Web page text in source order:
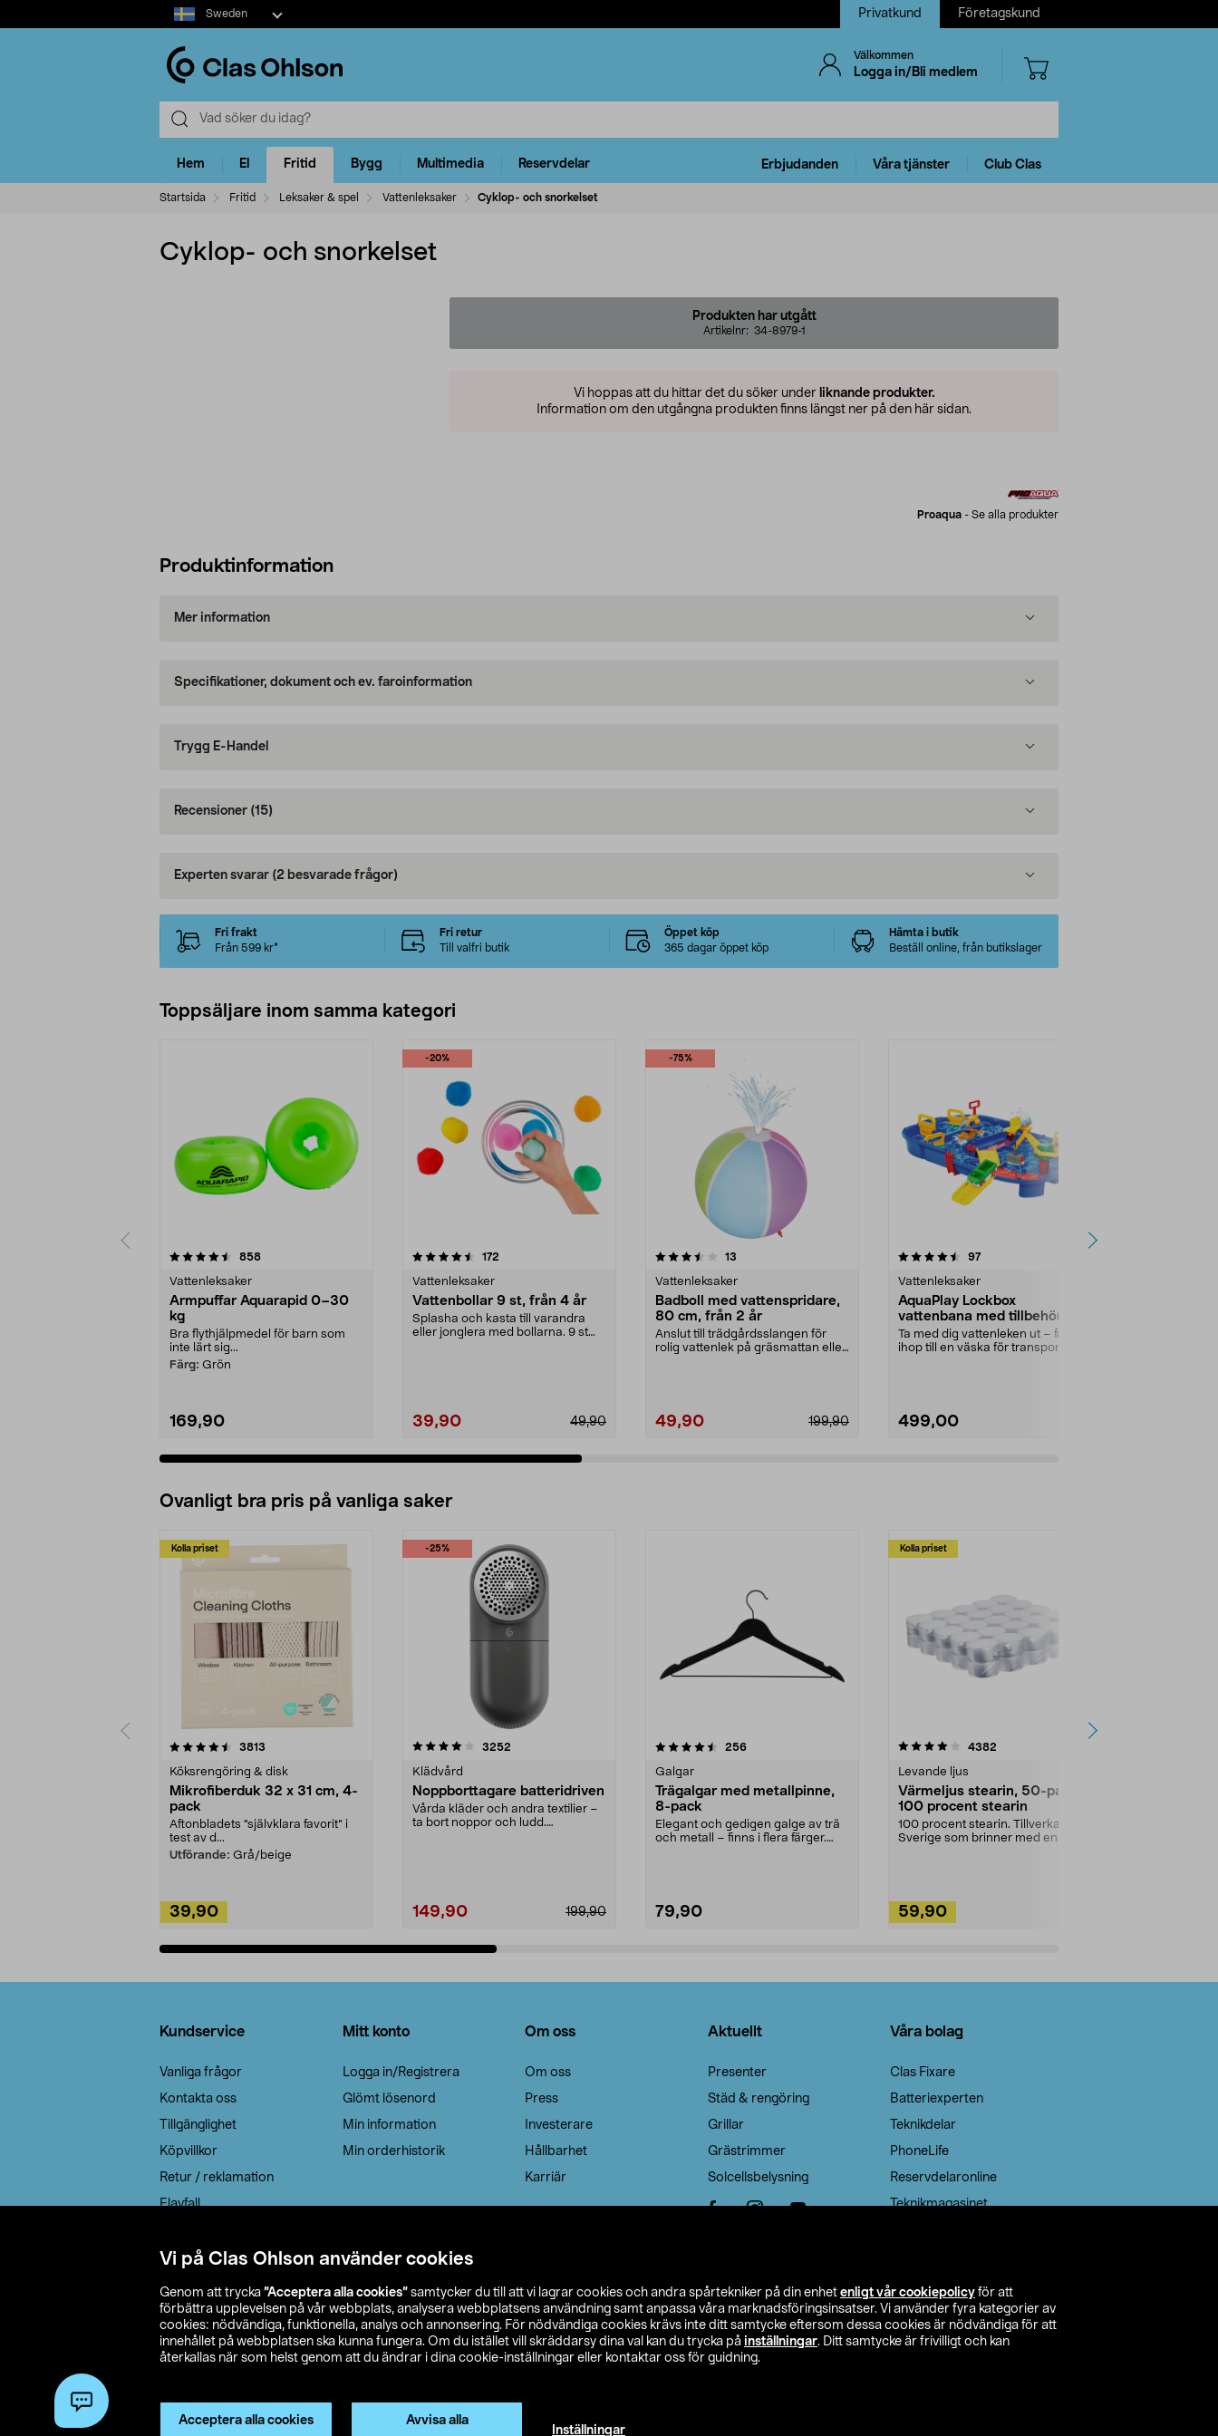
Vi på Clas Ohlson använder cookies
Genom att trycka ”Acceptera alla cookies” samtycker du till att vi lagrar cookies och andra spårtekniker på din enhet enligt vår cookiepolicy för att
förbättra upplevelsen på vår webbplats, analysera webbplatsens användning samt anpassa våra marknadsföringsinsatser. Vi använder fyra kategorier av
cookies: nödvändiga, funktionella, analys och annonsering. För nödvändiga cookies krävs inte ditt samtycke eftersom dessa cookies är nödvändiga för att
innehållet på webbplatsen ska kunna fungera. Om du istället vill skräddarsy dina val kan du trycka på inställningar. Ditt samtycke är frivilligt och kan
återkallas när som helst genom att du ändrar i dina cookie-inställningar eller kontaktar oss för guidning.
Acceptera alla cookies Avvisa alla
Inställningar
Select
market
Sweden Privatkund Företagskund
Välkommen
Logga in/Bli medlem
Hem El Fritid Bygg Multimedia Reservdelar Erbjudanden Våra tjänster Club Clas
Startsida Fritid Leksaker & spel Vattenleksaker Cyklop- och snorkelset
Cyklop- och snorkelset
Produkten har utgått
Artikelnr: 34-8979-1
Vi hoppas att du hittar det du söker under liknande produkter.
Information om den utgångna produkten finns längst ner på den här sidan.
Proaqua - Se alla produkter
Produktinformation
Mer information
Specifikationer, dokument och ev. faroinformation
Trygg E-Handel
Recensioner (15)
Experten svarar (2 besvarade frågor)
Fri frakt
Från 599 kr*
Fri retur
Till valfri butik
Öppet köp
365 dagar öppet köp
Hämta i butik
Beställ online, från butikslager
Toppsäljare inom samma kategori
858recensioner
Vattenleksaker
Armpuffar Aquarapid 0–30
kg
Bra flythjälpmedel för barn som
inte lärt sig...
Färg: Grön
169,90
-20%
4.5 av 5 stjärnor 172
Vattenleksaker
Vattenbollar 9 st, från 4 år
Splasha och kasta till varandra
eller jonglera med bollarna. 9 st
39,90 49,90
-75%
3.5 av 5 stjärnor 13
Vattenleksaker
Badboll med vattenspridare,
80 cm, från 2 år
Anslut till trädgårdsslangen för
rolig vattenlek på gräsmattan eller
49,90 199,90
4.5 av 5 stjärnor 97recensioner
Vattenleksaker
AquaPlay Lockbox
vattenbana med tillbehör,
från 3 år
Ta med dig vattenleken ut – fäll
ihop till en väska för transport och
499,00
4.0 av 5 stjärnor
Ovanligt bra pris på vanliga saker
Kolla priset
3813
Köksrengöring & disk
Mikrofiberduk 32 x 31 cm, 4-
pack
Aftonbladets "självklara favorit” i
test av d...
Utförande: Grå/beige
39,90
-25%
4.0av 5 stjärnor 3252
Klädvård
Noppborttagare batteridriven
Vårda kläder och andra textilier –
ta bort noppor och ludd.
199,90
149,90
4.5av 5 stjärnor 256recensioner
Galgar
Trägalgar med metallpinne,
8-pack
Elegant och gedigen galge av trä
och metall – finns i flera färger.
79,90
Kolla priset
4.0av 5 stjärnor 4382
Levande ljus
Värmeljus stearin, 50-pack,
100 procent stearin
100 procent stearin. Tillverkade i
Sverige som brinner med en
59,90
4.5av 5 stjärnor
Kundservice
Vanliga frågor
Kontakta oss
Tillgänglighet
Köpvillkor
Retur / reklamation
Elavfall
Leveransalternativ
Mitt konto
Logga in/Registrera
Glömt lösenord
Min information
Min orderhistorik
Om oss
Om oss
Press
Investerare
Hållbarhet
Karriär
Aktuellt
Presenter
Städ & rengöring
Grillar
Grästrimmer
Solcellsbelysning
Våra bolag
Clas Fixare
Batteriexperten
Teknikdelar
PhoneLife
Reservdelaronline
Teknikmagasinet